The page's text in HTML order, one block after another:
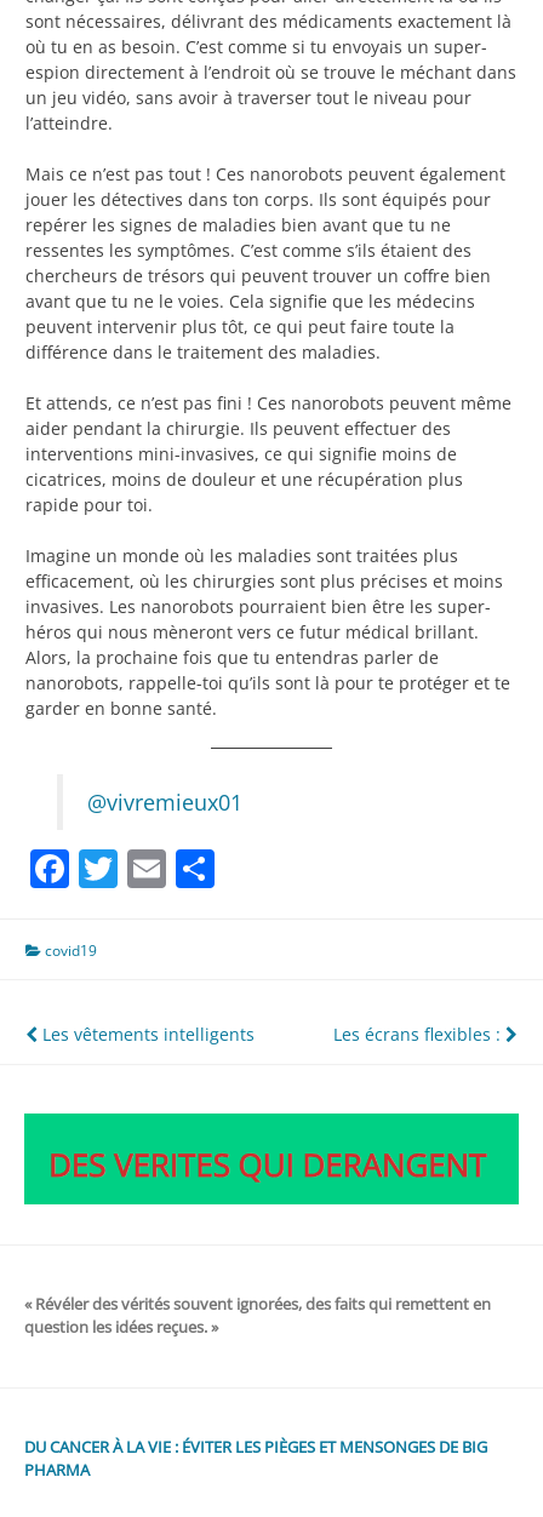
sont nécessaires, délivrant des médicaments exactement là
où tu en as besoin. C’est comme si tu envoyais un super-
espion directement à l’endroit où se trouve le méchant dans
un jeu vidéo, sans avoir à traverser tout le niveau pour
l’atteindre.
Mais ce n’est pas tout ! Ces nanorobots peuvent également
jouer les détectives dans ton corps. Ils sont équipés pour
repérer les signes de maladies bien avant que tu ne
ressentes les symptômes. C’est comme s’ils étaient des
chercheurs de trésors qui peuvent trouver un coffre bien
avant que tu ne le voies. Cela signifie que les médecins
peuvent intervenir plus tôt, ce qui peut faire toute la
différence dans le traitement des maladies.
Et attends, ce n’est pas fini ! Ces nanorobots peuvent même
aider pendant la chirurgie. Ils peuvent effectuer des
interventions mini-invasives, ce qui signifie moins de
cicatrices, moins de douleur et une récupération plus
rapide pour toi.
Imagine un monde où les maladies sont traitées plus
efficacement, où les chirurgies sont plus précises et moins
invasives. Les nanorobots pourraient bien être les super-
héros qui nous mèneront vers ce futur médical brillant.
Alors, la prochaine fois que tu entendras parler de
nanorobots, rappelle-toi qu’ils sont là pour te protéger et te
garder en bonne santé.
@vivremieux01
Facebook
Twitter
Email
covid19
Navigation
l’article
Les vêtements intelligents Les écrans flexibles :
« Révéler des vérités souvent ignorées, des faits qui remettent en
question les idées reçues. »
DU CANCER À LA VIE : ÉVITER LES PIÈGES ET MENSONGES DE BIG
PHARMA